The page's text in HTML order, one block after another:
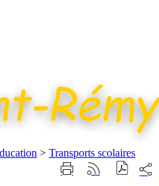
> Transports scolaires
ImprimerGénérer
sur